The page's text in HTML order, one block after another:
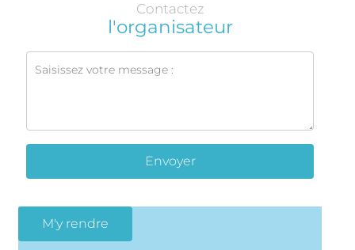
Contactez
l'organisateur
Envoyer
M'y rendre